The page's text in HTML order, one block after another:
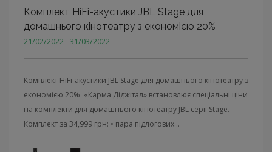
Комплект HiFi-акустики JBL Stage для
домашнього кінотеатру з економією 20%
21/02/2022 - 31/03/2022
Комплект HiFi-акустики JBL Stage для домашнього кінотеатру з
економією 20% «Карма Діджітал» встановлює спеціальні ціни
на комплекти для домашнього кінотеатру JBL серії Stage.
Комплект за 34,999 грн: • пара підлогових...